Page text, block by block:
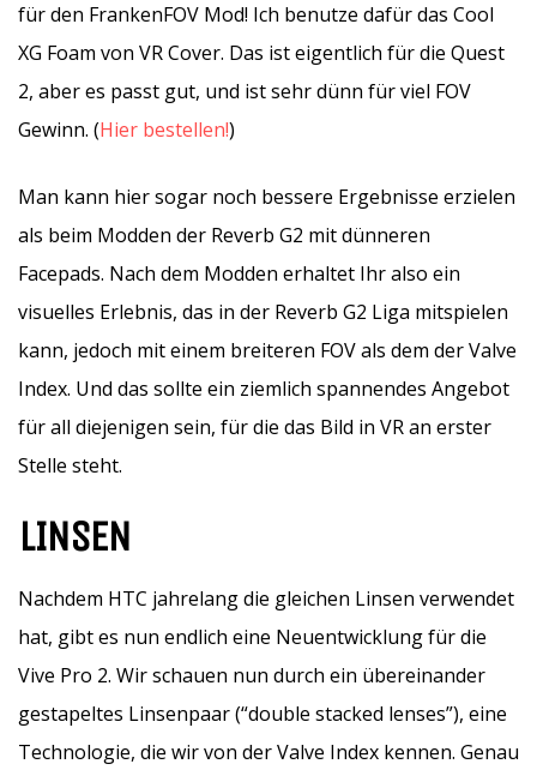
für den FrankenFOV Mod! Ich benutze dafür das Cool
XG Foam von VR Cover. Das ist eigentlich für die Quest
2, aber es passt gut, und ist sehr dünn für viel FOV
Gewinn. (Hier bestellen!)
Man kann hier sogar noch bessere Ergebnisse erzielen
als beim Modden der Reverb G2 mit dünneren
Facepads. Nach dem Modden erhaltet Ihr also ein
visuelles Erlebnis, das in der Reverb G2 Liga mitspielen
kann, jedoch mit einem breiteren FOV als dem der Valve
Index. Und das sollte ein ziemlich spannendes Angebot
für all diejenigen sein, für die das Bild in VR an erster
Stelle steht.
LINSEN
Nachdem HTC jahrelang die gleichen Linsen verwendet
hat, gibt es nun endlich eine Neuentwicklung für die
Vive Pro 2. Wir schauen nun durch ein übereinander
gestapeltes Linsenpaar (“double stacked lenses”), eine
Technologie, die wir von der Valve Index kennen. Genau